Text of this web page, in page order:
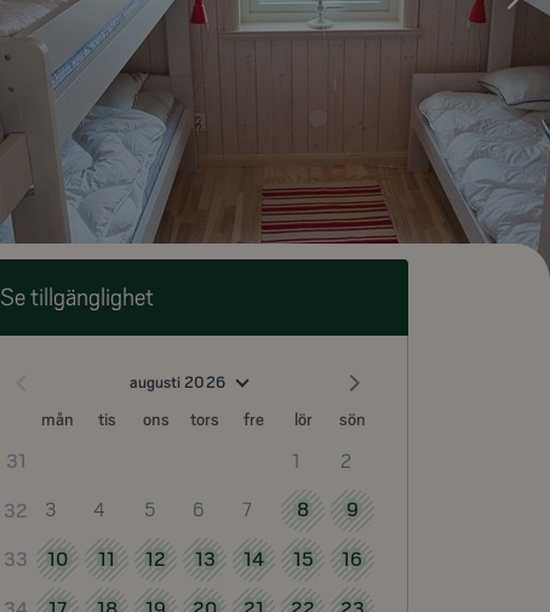
Se tillgänglighet
augusti 2026
mån tis ons tors fre lör sön
31 1 2
32 3 4 5 6 7 8 9
33 10 11 12 13 14 15 16